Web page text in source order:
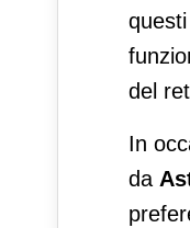
del
In
da